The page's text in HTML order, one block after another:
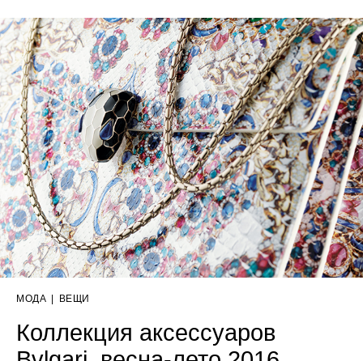
МОДА ВЕЩИ
Коллекция аксессуаров